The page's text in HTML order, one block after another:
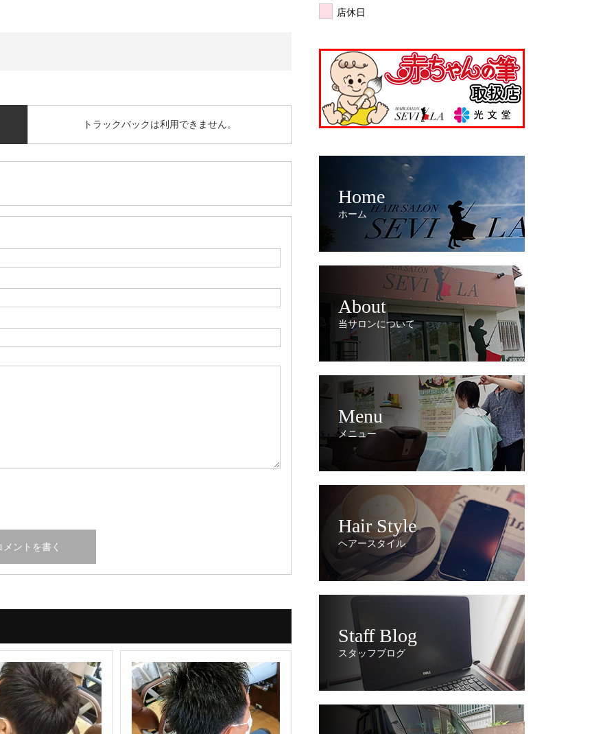
トラックバックは利用できません。
店休日
Home
ホーム
About
当サロンについて
Menu
メニュー
Hair Style
ヘアースタイル
Staff Blog
スタッフブログ